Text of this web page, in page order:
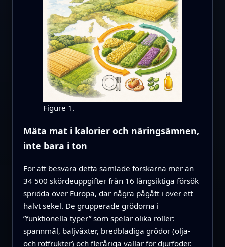
Figure 1.
Mäta mat i kalorier och näringsämnen,
inte bara i ton
För att besvara detta samlade forskarna mer än
34 500 skördeuppgifter från 16 långsiktiga försök
spridda över Europa, där några pågått i över ett
halvt sekel. De grupperade grödorna i
”funktionella typer” som spelar olika roller:
spannmål, baljväxter, bredbladiga grödor (olja-
och rotfrukter) och fleråriga vallar för djurfoder.